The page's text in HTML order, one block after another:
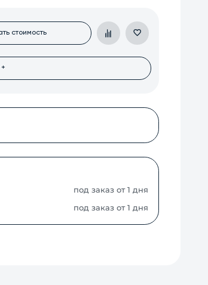
стоимость
+
под заказ от 1 дня
под заказ от 1 дня